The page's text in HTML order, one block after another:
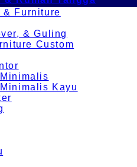
& Furniture
& Guling
Custom
Kayu